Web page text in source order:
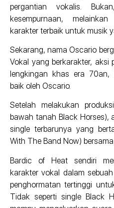
pergantian vokalis.
kesempurnaan,
karakter terbaik untuk musik
Sekarang, nama Oscario
Vokal yang berkarakter,
lengkingan khas era 70an,
baik oleh Oscario.
Setelah melakukan
bawah tanah Black Horses),
single terbarunya yang
With The Band Now)
Bardic of Heat sendiri
karakter vokal dalam
penghormatan tertinggi
Tidak seperti single Black